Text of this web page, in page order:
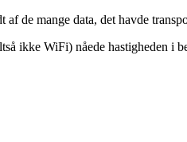
de mange data, det havde
ikke WiFi) nåede hastigheden i